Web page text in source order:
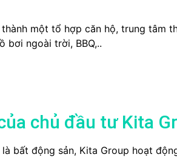
một tổ hợp căn hộ, trung tâm
bơi ngoài trời, BBQ,..
chủ đầu tư Kita
bất động sản, Kita Group hoạt